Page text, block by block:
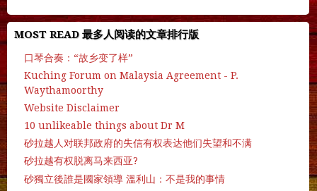
MOST READ 最多人阅读的文章排行版
口琴合奏：“故乡变了样”
Kuching Forum on Malaysia Agreement - P.
Waythamoorthy
Website Disclaimer
10 unlikeable things about Dr M
砂拉越人对联邦政府的失信有权表达他们失望和不满
砂拉越有权脱离马来西亚?
砂獨立後誰是國家領導 溫利山：不是我的事情